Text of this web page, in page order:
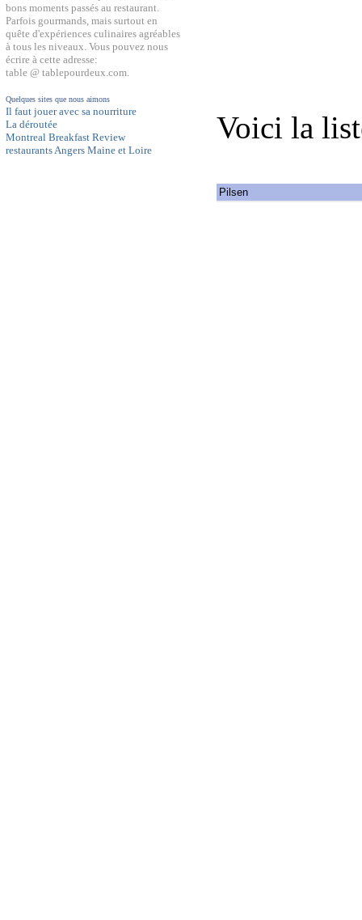
bons moments passés au restaurant.
Parfois gourmands, mais surtout en
quête d'expériences culinaires agréables
à tous les niveaux. Vous pouvez nous
écrire à cette adresse:
table @ tablepourdeux.com.
Quelques sites que nous aimons
Il faut jouer avec sa nourriture
La déroutée
Montreal Breakfast Review
restaurants Angers Maine et Loire
Voici la
Pilsen